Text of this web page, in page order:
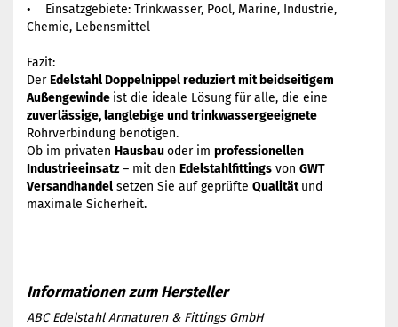
• Einsatzgebiete: Trinkwasser, Pool, Marine, Industrie,
Chemie, Lebensmittel
Fazit:
DerEdelstahl Doppelnippel reduziert mit beidseitigem
Außengewinde ist die ideale Lösung für alle, die eine
zuverlässige, langlebige und trinkwassergeeignete
Rohrverbindung benötigen.
Ob im privaten Hausbauoder im professionellen
Industrieeinsatz– mit den Edelstahlfittings von GWT
Versandhandel setzen Sie auf geprüfte Qualitätund
maximale Sicherheit.
ABC Edelstahl Armaturen & Fittings GmbH